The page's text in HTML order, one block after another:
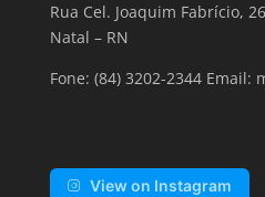
Rua Cel. Joaquim Fabrício,
Natal – RN
Fone: (84) 3202-2344 Email:
View on Instagram